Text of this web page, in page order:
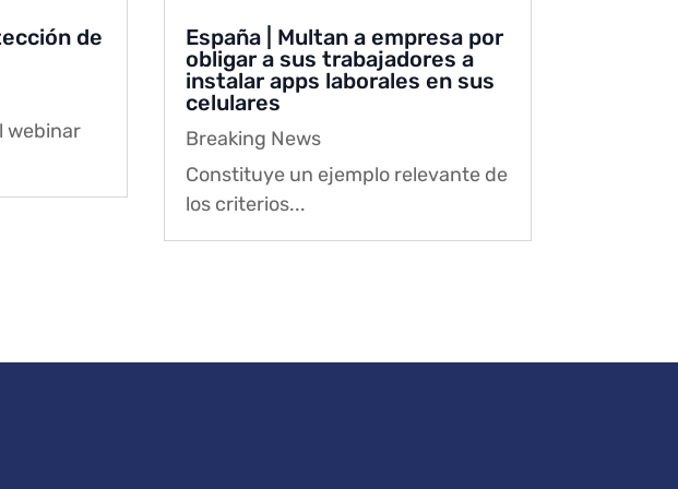
de
webinar
España | Multan a empresa por
obligar a sus trabajadores a
instalar apps laborales en sus
celulares
Breaking News
Constituye un ejemplo relevante de
los criterios...